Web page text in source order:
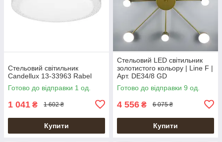
Стельовий світильник
Candellux 13-33963 Rabel
Готово до відправки 1 од.
1 041 ₴ 1 602 ₴
Купити
Стельовий LED світильник
золотистого кольору | Line F |
Арт. DE34/8 GD
Готово до відправки 9 од.
4 556 ₴ 6 075 ₴
Купити